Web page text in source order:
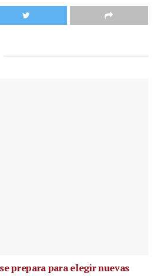
prepara para elegir nuevas